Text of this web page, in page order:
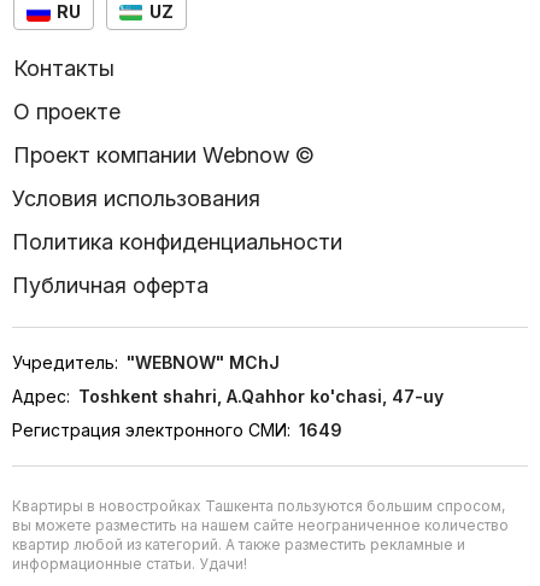
RU UZ
Контакты
О проекте
Проект компании Webnow ©
Условия использования
Политика конфиденциальности
Публичная оферта
Учредитель: "WEBNOW" MChJ
Адрес: Toshkent shahri, A.Qahhor ko'chasi, 47-uy
Регистрация электронного СМИ: 1649
Квартиры в новостройках Ташкента пользуются большим спросом,
вы можете разместить на нашем сайте неограниченное количество
квартир любой из категорий. А также разместить рекламные и
информационные статьи. Удачи!